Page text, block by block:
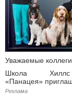
Уважаемые
Школа
«Панацея»
Реклама